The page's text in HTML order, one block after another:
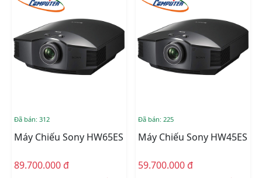
Đã bán: 312
Máy Chiếu Sony HW65ES
89.700.000 đ
Đã bán: 225
Máy Chiếu Sony HW45ES
59.700.000 đ